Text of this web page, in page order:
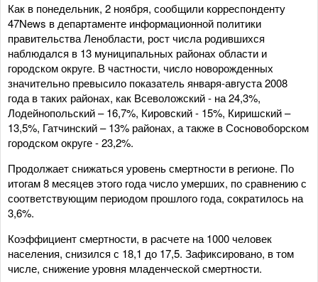
Как в понедельник, 2 ноября, сообщили корреспонденту
47News в департаменте информационной политики
правительства Ленобласти, рост числа родившихся
наблюдался в 13 муниципальных районах области и
городском округе. В частности, число новорожденных
значительно превысило показатель января-августа 2008
года в таких районах, как Всеволожский - на 24,3%,
Лодейнопольский – 16,7%, Кировский - 15%, Киришский –
13,5%, Гатчинский – 13% районах, а также в Сосновоборском
городском округе - 23,2%.
Продолжает снижаться уровень смертности в регионе. По
итогам 8 месяцев этого года число умерших, по сравнению с
соответствующим периодом прошлого года, сократилось на
3,6%.
Коэффициент смертности, в расчете на 1000 человек
населения, снизился с 18,1 до 17,5. Зафиксировано, в том
числе, снижение уровня младенческой смертности.